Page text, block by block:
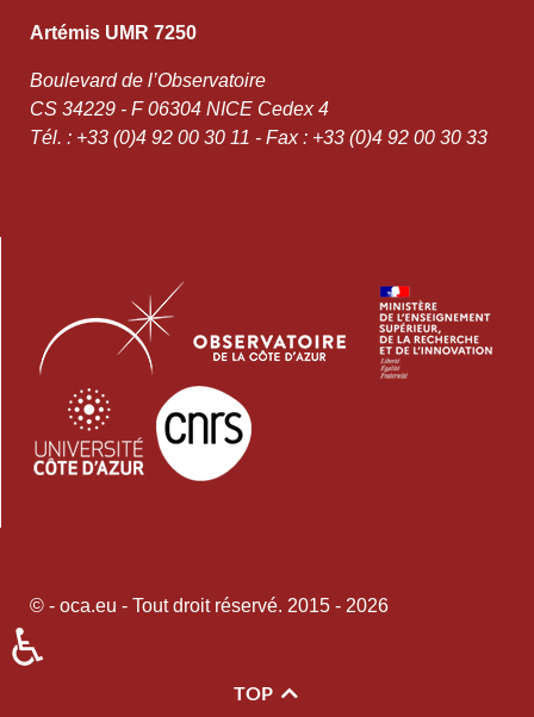
Artémis UMR 7250
Boulevard de l’Observatoire
CS 34229 - F 06304 NICE Cedex 4
Tél. : +33 (0)4 92 00 30 11 - Fax : +33 (0)4 92 00 30 33
© - oca.eu - Tout droit réservé. 2015 - 2026
TOP